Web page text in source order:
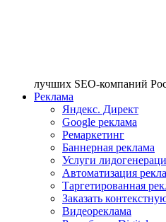
лучших SEO-компаний
Реклама
Яндекс. Директ
Google реклама
Ремаркетинг
Баннерная реклама
Услуги
Автоматизация
Таргетированная
Заказать
Видеореклама